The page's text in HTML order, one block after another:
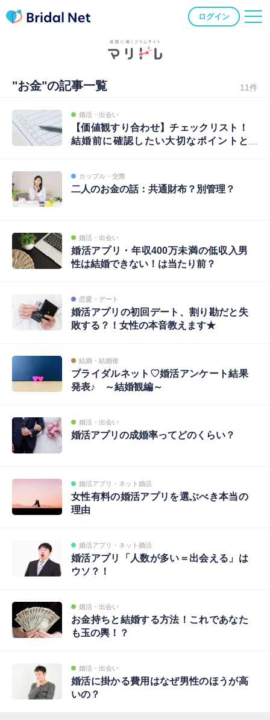
ログイン
"お金"の記事一覧 11件
婚活・出会い
【価値観すり合わせ】チェックリスト！
結婚前に確認したい大切なポイントと
カップル・交際
二人のお金の話：共通財布？別管理？
婚活・出会い
婚活アプリ・年収400万未満の低収入男
性は結婚できない！は当たり前？
恋愛・デート
婚活アプリの初回デート、割り勘だと失
敗する？！女性の本音教えます★
結婚・結婚後
ブライダルネット♡婚活アンケート結果
発表♪ ～結婚観編～
婚活・出会い
婚活アプリの成婚率ってどのくらい？
婚活アプリ・ネット婚活
女性有料の婚活アプリを選ぶべき本当の
理由
婚活アプリ・ネット婚活
婚活アプリ「人数が多い＝出会える」は
ウソ？！
婚活・出会い
お金持ちと結婚する方法！これであなた
も玉の輿！？
婚活・出会い
婚活に掛かる費用はなぜ男性のほうが高
いの？